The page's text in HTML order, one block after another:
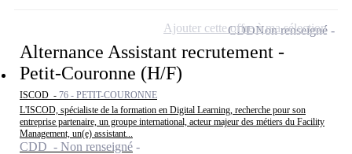
Alternance Assistant recrutement -
Petit-Couronne (H/F)
ISCOD - 76 - PETIT-COURONNE
L'ISCOD, spécialiste de la formation en Digital Learning, recherche pour son
entreprise partenaire, un groupe international, acteur majeur des métiers du Facility
Management, un(e) assistant...
CDD - Non renseigné
CDDNon renseigné
Ajouter cette offre à ma sélection